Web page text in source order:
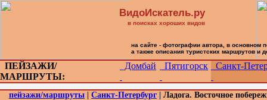
ПЕЙЗАЖИ/
МАРШРУТЫ:
Домбай Пятигорск Санкт-
пейзажи/маршруты Санкт-Петербург | Ладога. Восточное
ВидоИскатель.ру
в поисках хороших видов
на сайте - фотографии автора, в основном
а также описания туристских маршрутов и